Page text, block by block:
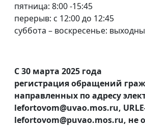
пятница: 8:00 -15:45
перерыв: с 12:00 до 12:45
суббота – воскресенье:
С 30 марта 2025 года
регистрация обращений
направленных по адресу
lefortovom@uvao.mos.ru,
lefortovom@puvao.mos.ru, не